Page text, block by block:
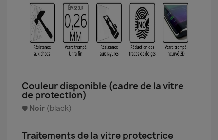
Couleur disponible (cadre de la vitre
de protection)
🛡️ Noir (black)
Traitements de la vitre protectrice